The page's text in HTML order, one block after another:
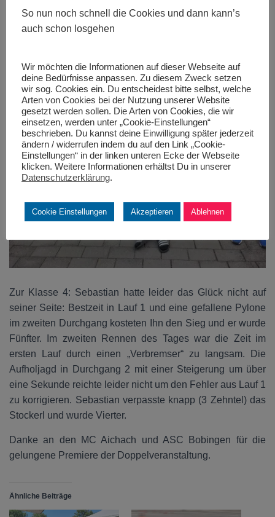
Zur Klasse 4: Sebastian hatte leider das Glück nicht auf
seiner Seite: Bestzeit in Lauf 1 und eine gefallene Pylone
im zweiten Durchgang kosteten Ihn den Sieg und er wurde
Fünfter. Im zweiten Rennen des Tages war die Zeit im
ersten Lauf durch einen „Verbremser“ zu langsam. Die
Aufholjagd in Durchgang 2 mit einer Steigerung um über
eine Sekunde reichte leider nicht um den Fehler aus Lauf 1
zu korrigieren. Sebastian verpasste knapp (3 Zehntel) das
Stockerl und wurde Vierter.
Danke an den MC Aichach und ASC Bobingen für die
gelungene Premiere der Doppelveranstaltung.
Ähnliche Beiträge
So nun noch schnell die Cookies und dann kann’s
auch schon losgehen
Wir möchten die Informationen auf dieser Webseite auf
deine Bedürfnisse anpassen. Zu diesem Zweck setzen
wir sog. Cookies ein. Du entscheidest bitte selbst, welche
Arten von Cookies bei der Nutzung unserer Website
gesetzt werden sollen. Die Arten von Cookies, die wir
einsetzen, werden unter „Cookie-Einstellungen“
beschrieben. Du kannst deine Einwilligung später jederzeit
ändern / widerrufen indem du auf den Link „Cookie-
Einstellungen“ in der linken unteren Ecke der Webseite
klicken. Weitere Informationen erhältst Du in unserer
Datenschutzerklärung.
Cookie Einstellungen Akzeptieren Ablehnen